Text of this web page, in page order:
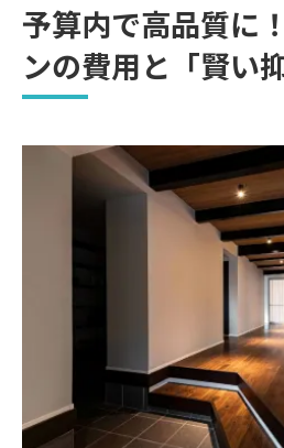
予算内で高品質に
ンの費用と「賢い